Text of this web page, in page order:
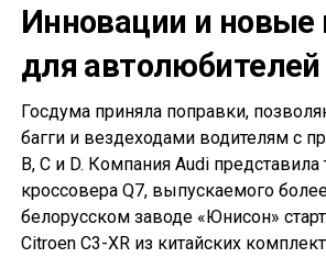
Инновации и новые
для автолюбителей
Госдума приняла поправки,
багги и вездеходами водителям с
B, C и D. Компания Audi
кроссовера Q7, выпускаемого
белорусском заводе «Юнисон»
Citroen C3-XR из китайских